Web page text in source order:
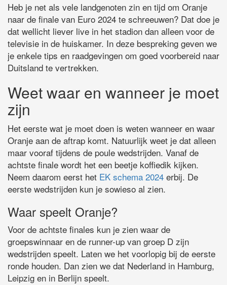
Heb je net als vele landgenoten zin en tijd om Oranje
naar de finale van Euro 2024 te schreeuwen? Dat doe je
dat wellicht liever live in het stadion dan alleen voor de
televisie in de huiskamer. In deze bespreking geven we
je enkele tips en raadgevingen om goed voorbereid naar
Duitsland te vertrekken.
Weet waar en wanneer je moet
zijn
Het eerste wat je moet doen is weten wanneer en waar
Oranje aan de aftrap komt. Natuurlijk weet je dat alleen
maar vooraf tijdens de poule wedstrijden. Vanaf de
achtste finale wordt het een beetje koffiedik kijken.
Neem daarom eerst het EK schema 2024 erbij. De
eerste wedstrijden kun je sowieso al zien.
Waar speelt Oranje?
Voor de achtste finales kun je zien waar de
groepswinnaar en de runner-up van groep D zijn
wedstrijden speelt. Laten we het voorlopig bij de eerste
ronde houden. Dan zien we dat Nederland in Hamburg,
Leipzig en in Berlijn speelt.